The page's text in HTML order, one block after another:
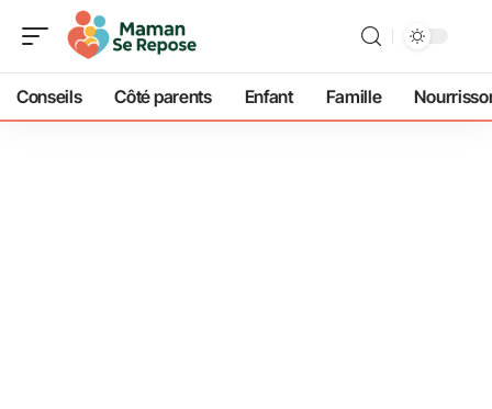
Conseils Côté parents Enfant Famille